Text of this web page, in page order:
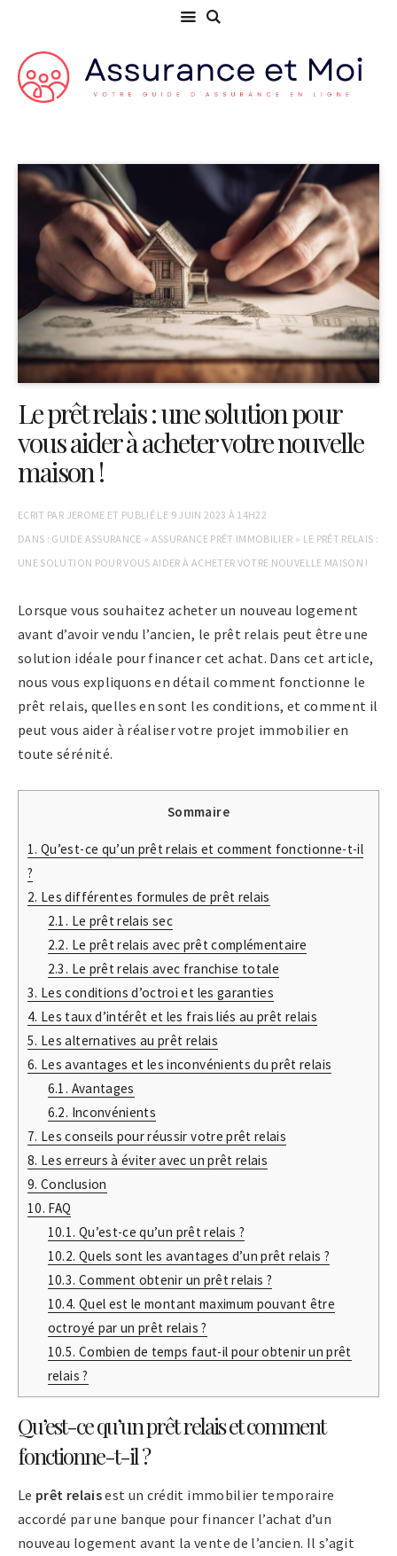
Le prêt relais : une solution pour
vous aider à acheter votre nouvelle
maison !
ECRIT PAR JEROME ET PUBLIÉ LE 9 JUIN 2023 À 14H22
DANS : GUIDE ASSURANCE » ASSURANCE PRÊT IMMOBILIER » LE PRÊT RELAIS :
UNE SOLUTION POUR VOUS AIDER À ACHETER VOTRE NOUVELLE MAISON !
Lorsque vous souhaitez acheter un nouveau logement
avant d’avoir vendu l’ancien, le prêt relais peut être une
solution idéale pour financer cet achat. Dans cet article,
nous vous expliquons en détail comment fonctionne le
prêt relais, quelles en sont les conditions, et comment il
peut vous aider à réaliser votre projet immobilier en
toute sérénité.
Sommaire
1. Qu’est-ce qu’un prêt relais et comment fonctionne-t-il
?
2. Les différentes formules de prêt relais
2.1. Le prêt relais sec
2.2. Le prêt relais avec prêt complémentaire
2.3. Le prêt relais avec franchise totale
3. Les conditions d’octroi et les garanties
4. Les taux d’intérêt et les frais liés au prêt relais
5. Les alternatives au prêt relais
6. Les avantages et les inconvénients du prêt relais
6.1. Avantages
6.2. Inconvénients
7. Les conseils pour réussir votre prêt relais
8. Les erreurs à éviter avec un prêt relais
9. Conclusion
10. FAQ
10.1. Qu’est-ce qu’un prêt relais ?
10.2. Quels sont les avantages d’un prêt relais ?
10.3. Comment obtenir un prêt relais ?
10.4. Quel est le montant maximum pouvant être
octroyé par un prêt relais ?
10.5. Combien de temps faut-il pour obtenir un prêt
relais ?
Qu’est-ce qu’un prêt relais et comment
fonctionne-t-il ?
Le prêt relaisest un crédit immobilier temporaire
accordé par une banque pour financer l’achat d’un
nouveau logement avant la vente de l’ancien. Il s’agit